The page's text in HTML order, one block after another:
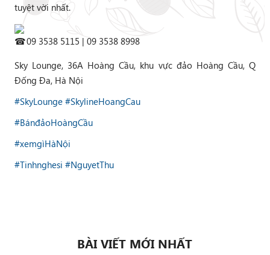
tuyệt vời nhất.
09 3538 5115 | 09 3538 8998
Sky Lounge, 36A Hoàng Cầu, khu vực đảo Hoàng Cầu, Q
Đống Đa, Hà Nội
#SkyLounge #SkylineHoangCau
#BánđảoHoàngCầu
#xemgìHàNội
#Tinhnghesi #NguyetThu
BÀI VIẾT MỚI NHẤT